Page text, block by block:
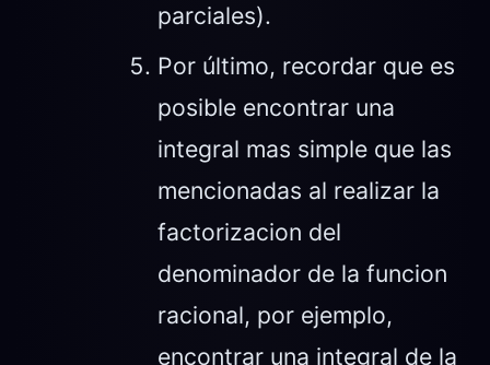
parciales).
Por último, recordar que es
posible encontrar una
integral mas simple que las
mencionadas al realizar la
factorizacion del
denominador de la funcion
racional, por ejemplo,
encontrar una integral de la